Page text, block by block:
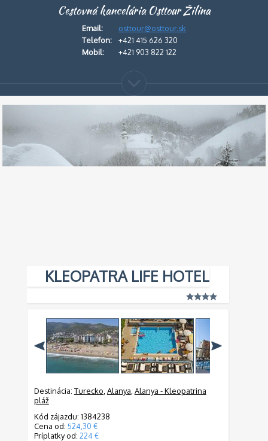
Cestovná kancelária Osttour Žilina
Email:
osttour@osttour.sk
Telefon:
+421 415 626 320
Mobil:
+421 903 822 122
KLEOPATRA LIFE HOTEL
Destinácia: Turecko Alanya Alanya - Kleopatrina
pláž
Kód zájazdu: 1384238
Cena od: 524,30 €
Príplatky od: 224 €